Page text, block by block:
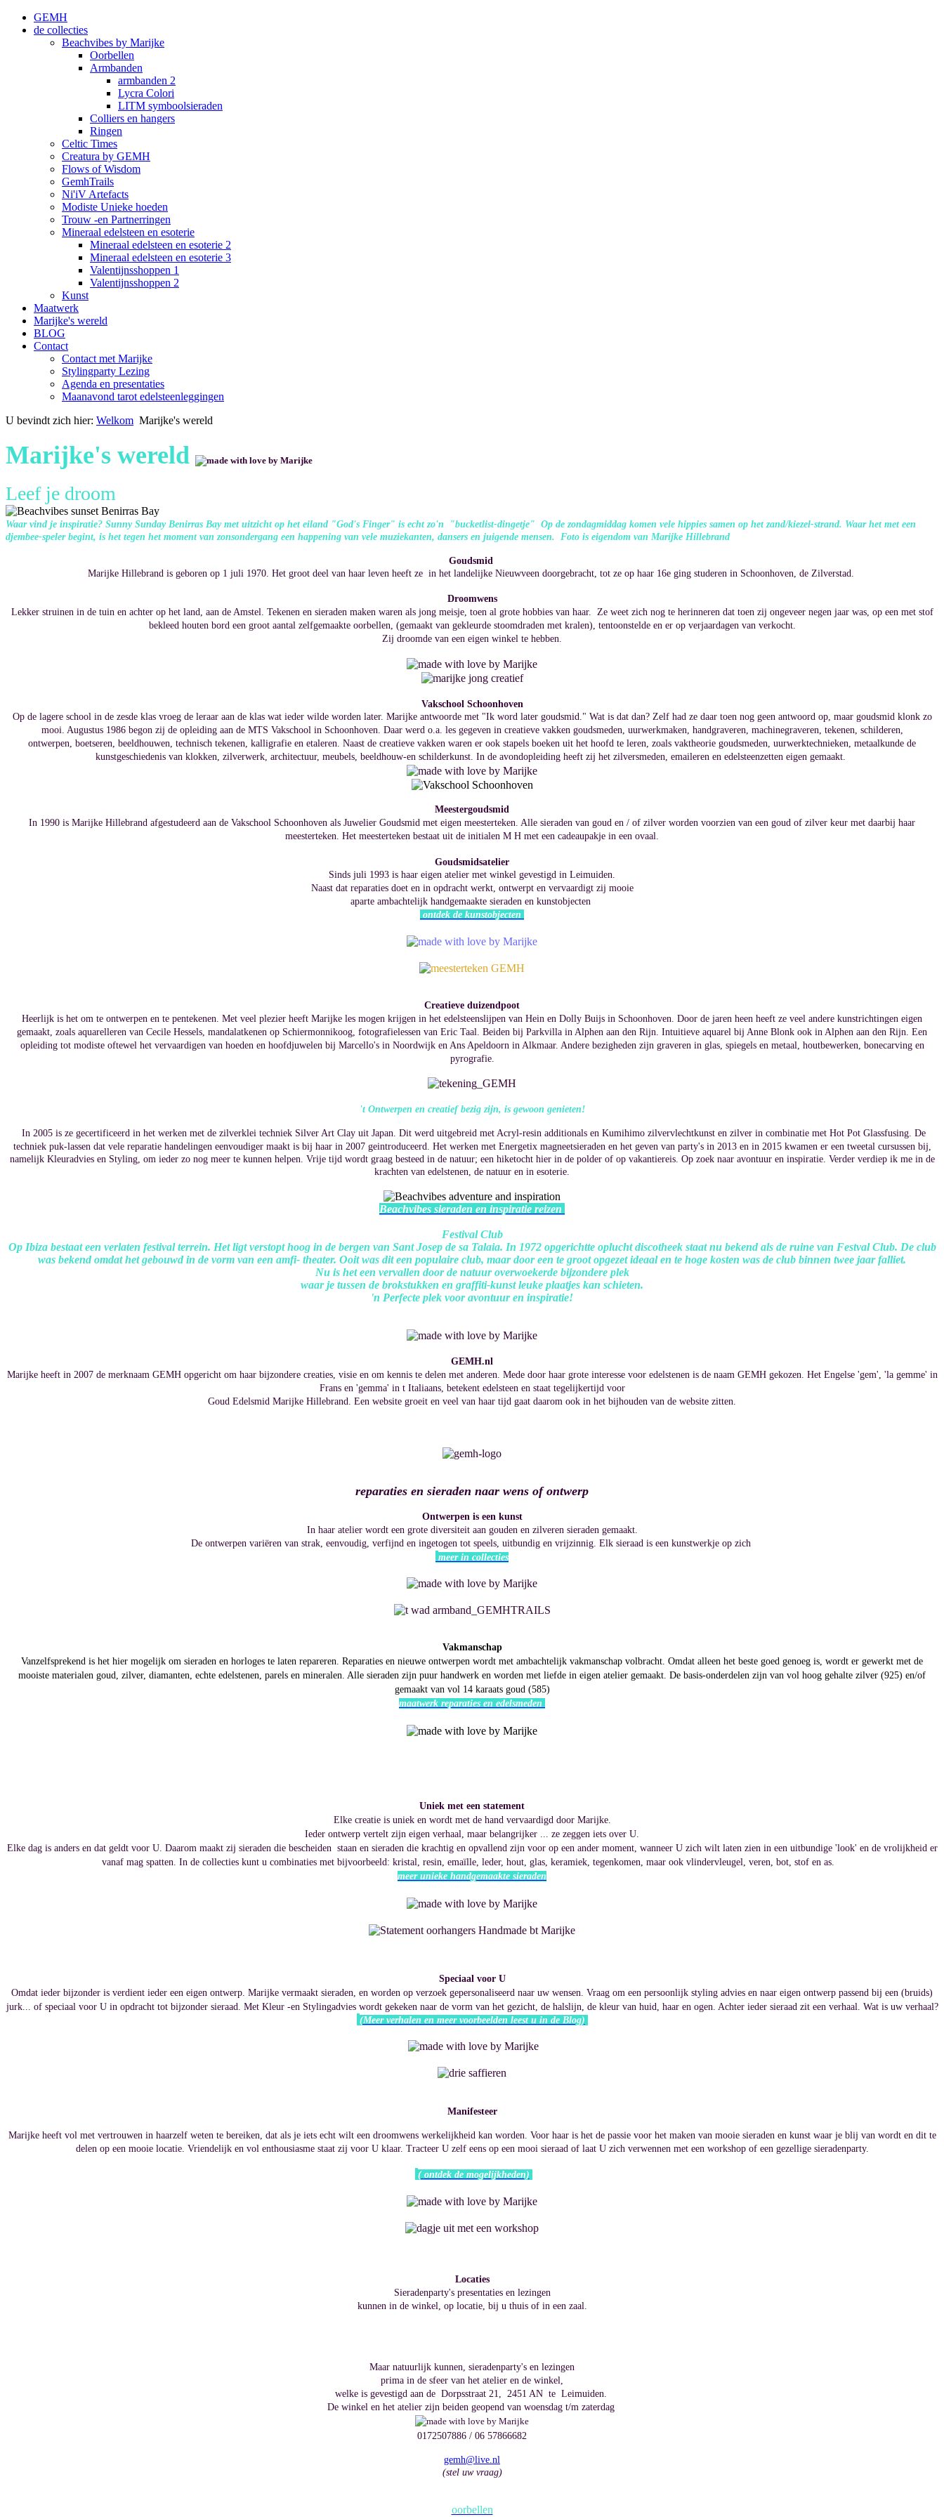
GEMH
de collecties
Beachvibes by Marijke
Oorbellen
Armbanden
armbanden 2
Lycra Colori
LITM symboolsieraden
Colliers en hangers
Ringen
Celtic Times
Creatura by GEMH
Flows of Wisdom
GemhTrails
Ni'iV Artefacts
Modiste Unieke hoeden
Trouw -en Partnerringen
Mineraal edelsteen en esoterie
Mineraal edelsteen en esoterie 2
Mineraal edelsteen en esoterie 3
Valentijnsshoppen 1
Valentijnsshoppen 2
Kunst
Maatwerk
Marijke's wereld
BLOG
Contact
Contact met Marijke
Stylingparty Lezing
Agenda en presentaties
Maanavond tarot edelsteenleggingen
U bevindt zich hier: Welkom Marijke's wereld
Marijke's wereld
Leef je droom
Waar vind je inspiratie? Sunny Sunday Benirras Bay met uitzicht op het eiland "God's Finger" is echt zo'n "bucketlist-dingetje" Op de zondagmiddag komen vele hippies samen op het zand/kiezel-strand. Waar het met een
djembee-speler begint, is het tegen het moment van zonsondergang een happening van vele muziekanten, dansers en juigende mensen. Foto is eigendom van Marijke Hillebrand
Goudsmid
Marijke Hillebrand is geboren op 1 juli 1970. Het groot deel van haar leven heeft ze in het landelijke Nieuwveen doorgebracht, tot ze op haar 16e ging studeren in Schoonhoven, de Zilverstad.
Droomwens
Lekker struinen in de tuin en achter op het land, aan de Amstel. Tekenen en sieraden maken waren als jong meisje, toen al grote hobbies van haar. Ze weet zich nog te herinneren dat toen zij ongeveer negen jaar was, op een met stof
bekleed houten bord een groot aantal zelfgemaakte oorbellen, (gemaakt van gekleurde stoomdraden met kralen), tentoonstelde en er op verjaardagen van verkocht.
Zij droomde van een eigen winkel te hebben.
Vakschool Schoonhoven
Op de lagere school in de zesde klas vroeg de leraar aan de klas wat ieder wilde worden later. Marijke antwoorde met "Ik word later goudsmid." Wat is dat dan? Zelf had ze daar toen nog geen antwoord op, maar goudsmid klonk zo
mooi. Augustus 1986 begon zij de opleiding aan de MTS Vakschool in Schoonhoven. Daar werd o.a. les gegeven in creatieve vakken goudsmeden, uurwerkmaken, handgraveren, machinegraveren, tekenen, schilderen,
ontwerpen, boetseren, beeldhouwen, technisch tekenen, kalligrafie en etaleren. Naast de creatieve vakken waren er ook stapels boeken uit het hoofd te leren, zoals vaktheorie goudsmeden, uurwerktechnieken, metaalkunde de
kunstgeschiedenis van klokken, zilverwerk, architectuur, meubels, beeldhouw-en schilderkunst. In de avondopleiding heeft zij het zilversmeden, emaileren en edelsteenzetten eigen gemaakt.
Meestergoudsmid
In 1990 is Marijke Hillebrand afgestudeerd aan de Vakschool Schoonhoven als Juwelier Goudsmid met eigen meesterteken. Alle sieraden van goud en / of zilver worden voorzien van een goud of zilver keur met daarbij haar
meesterteken. Het meesterteken bestaat uit de initialen M H met een cadeaupakje in een ovaal.
Goudsmidsatelier
Sinds juli 1993 is haar eigen atelier met winkel gevestigd in Leimuiden.
Naast dat reparaties doet en in opdracht werkt, ontwerpt en vervaardigt zij mooie
aparte ambachtelijk handgemaakte sieraden en kunstobjecten
ontdek de kunstobjecten
Creatieve duizendpoot
Heerlijk is het om te ontwerpen en te pentekenen. Met veel plezier heeft Marijke les mogen krijgen in het edelsteenslijpen van Hein en Dolly Buijs in Schoonhoven. Door de jaren heen heeft ze veel andere kunstrichtingen eigen
gemaakt, zoals aquarelleren van Cecile Hessels, mandalatkenen op Schiermonnikoog, fotografielessen van Eric Taal. Beiden bij Parkvilla in Alphen aan den Rijn. Intuitieve aquarel bij Anne Blonk ook in Alphen aan den Rijn. Een
opleiding tot modiste oftewel het vervaardigen van hoeden en hoofdjuwelen bij Marcello's in Noordwijk en Ans Apeldoorn in Alkmaar. Andere bezigheden zijn graveren in glas, spiegels en metaal, houtbewerken, bonecarving en
pyrografie.
't Ontwerpen en creatief bezig zijn, is gewoon genieten!
In 2005 is ze gecertificeerd in het werken met de zilverklei techniek Silver Art Clay uit Japan. Dit werd uitgebreid met Acryl-resin additionals en Kumihimo zilvervlechtkunst en zilver in combinatie metHot Pot Glassfusing. De
techniek puk-lassen dat vele reparatie handelingen eenvoudiger maakt is bij haar in 2007 geintroduceerd. Het werken met Energetix magneetsieraden en het geven van party's in 2013 en in 2015 kwamen er een tweetal cursussen bij,
namelijk Kleuradvies en Styling, om ieder zo nog meer te kunnen helpen. Vrije tijd wordt graag besteed in de natuur; een hiketocht hier in de polder of op vakantiereis. Op zoek naar avontuur en inspiratie. Verder verdiep ik me in de
krachten van edelstenen, de natuur en in esoterie.
Beachvibes sieraden en inspiratie reizen
Festival Club
Op Ibiza bestaat een verlaten festival terrein. Het ligt verstopt hoog in de bergen van Sant Josep de sa Talaia. In 1972 opgerichtte oplucht discotheek staat nu bekend als de ruine van Festval Club. De club
was bekend omdat het gebouwd in de vorm van een amfi- theater. Ooit was dit een populaire club, maar door een te groot opgezet ideaal en te hoge kosten was de club binnen twee jaar falliet.
Nu is het een vervallen door de natuur overwoekerde bijzondere plek
waar je tussen de brokstukken en graffiti-kunst leuke plaatjes kan schieten.
'n Perfecte plek voor avontuur en inspiratie!
GEMH.nl
Marijke heeft in 2007 de merknaam GEMH opgericht om haar bijzondere creaties, visie en om kennis te delen met anderen. Mede door haar grote interesse voor edelstenen is de naam GEMH gekozen. Het Engelse 'gem', 'la gemme' in
Frans en 'gemma' in t Italiaans, betekent edelsteen en staat tegelijkertijd voor
Goud Edelsmid Marijke Hillebrand. Een website groeit en veel van haar tijd gaat daarom ook in het bijhouden van de website zitten.
reparaties en sieraden naar wens of ontwerp
Ontwerpen is een kunst
In haar atelier wordt een grote diversiteit aan gouden en zilveren sieraden gemaakt.
De ontwerpen variëren van strak, eenvoudig, verfijnd en ingetogen tot speels, uitbundig en vrijzinnig. Elk sieraad is een kunstwerkje op zich
meer in collecties
Vakmanschap
Vanzelfsprekend is het hier mogelijk om sieraden en horloges te laten repareren. Reparaties en nieuwe ontwerpen wordt met ambachtelijk vakmanschap volbracht. Omdat alleen het beste goed genoeg is, wordt er gewerkt met de
mooiste materialen goud, zilver, diamanten, echte edelstenen, parels en mineralen. Alle sieraden zijn puur handwerk en worden met liefde in eigen atelier gemaakt. De basis-onderdelen zijn van vol hoog gehalte zilver (925) en/of
gemaakt van vol 14 karaats goud (585)
maatwerk reparaties en edelsmeden
Uniek met een statement
Elke creatie is uniek en wordt met de hand vervaardigd door Marijke.
Ieder ontwerp vertelt zijn eigen verhaal, maar belangrijker ... ze zeggen iets over U.
Elke dag is anders en dat geldt voor U. Daarom maakt zij sieraden die bescheiden staan en sieraden die krachtig en opvallend zijn voor op een ander moment, wanneer U zich wilt laten zien in een uitbundige 'look' en de vrolijkheid er
vanaf mag spatten. In de collecties kunt u combinaties met bijvoorbeeld: kristal, resin, emaïlle, leder, hout, glas, keramiek, tegenkomen, maar ook vlindervleugel, veren, bot, stof en as.
meer unieke handgemaakte sieraden
Speciaal voor U
Omdat ieder bijzonder is verdient ieder een eigen ontwerp. Marijke vermaakt sieraden, en worden op verzoek gepersonaliseerd naar uw wensen. Vraag om een persoonlijk styling advies en naar eigen ontwerp passend bij een (bruids)
jurk... of speciaal voor U in opdracht tot bijzonder sieraad. Met Kleur -en Stylingadvies wordt gekeken naar de vorm van het gezicht, de halslijn, de kleur van huid, haar en ogen. Achter ieder sieraad zit een verhaal. Wat is uw verhaal?
(Meer verhalen en meer voorbeelden leest u in de Blog)
Manifesteer
Marijke heeft vol met vertrouwen in haarzelf weten te bereiken, dat als je iets echt wilt een droomwens werkelijkheid kan worden. Voor haar is het de passie voor het maken van mooie sieraden en kunst waar je blij van wordt en dit te
delen op een mooie locatie. Vriendelijk en vol enthousiasme staat zij voor U klaar. Tracteer U zelf eens op een mooi sieraad of laat U zich verwennen met een workshop of een gezellige sieradenparty.
( ontdek de mogelijkheden)
Locaties
Sieradenparty's presentaties en lezingen
kunnen in de winkel, op locatie, bij u thuis of in een zaal.
Maar natuurlijk kunnen, sieradenparty's en lezingen
prima in de sfeer van het atelier en de winkel,
welke is gevestigd aan de Dorpsstraat 21, 2451 AN te Leimuiden.
De winkel en het atelier zijn beiden geopend van woensdag t/m zaterdag
0172507886 / 06 57866682
gemh@live.nl
(stel uw vraag)
oorbellen